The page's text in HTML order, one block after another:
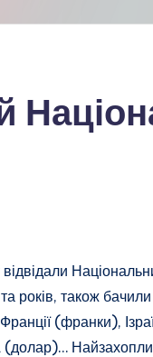
років, також
(франки),
(долар)…